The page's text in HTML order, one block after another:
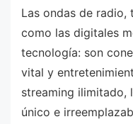
Las ondas de radio,
como las digitales
tecnología: son
vital y
streaming ilimitado,
único e